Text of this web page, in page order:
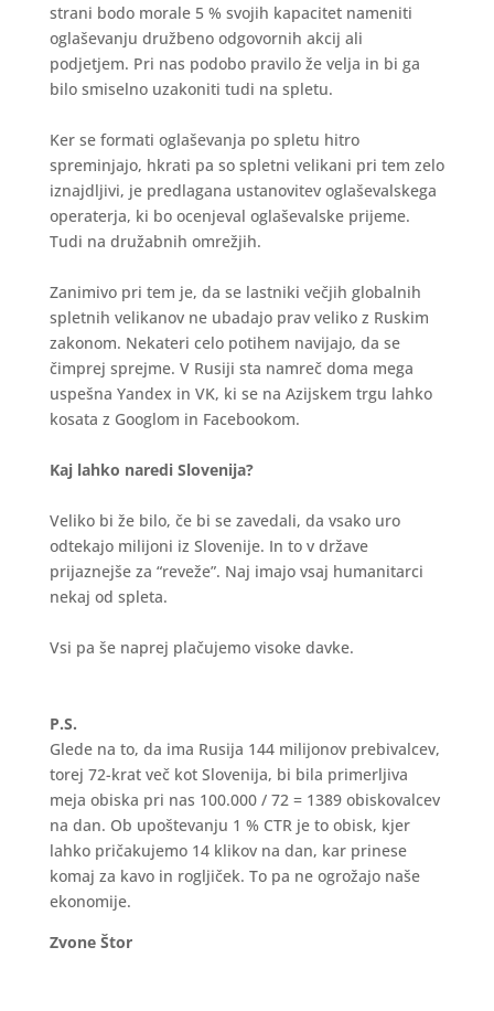
strani bodo morale 5 % svojih kapacitet nameniti
oglaševanju družbeno odgovornih akcij ali
podjetjem. Pri nas podobo pravilo že velja in bi ga
bilo smiselno uzakoniti tudi na spletu.
Ker se formati oglaševanja po spletu hitro
spreminjajo, hkrati pa so spletni velikani pri tem zelo
iznajdljivi, je predlagana ustanovitev oglaševalskega
operaterja, ki bo ocenjeval oglaševalske prijeme.
Tudi na družabnih omrežjih.
Zanimivo pri tem je, da se lastniki večjih globalnih
spletnih velikanov ne ubadajo prav veliko z Ruskim
zakonom. Nekateri celo potihem navijajo, da se
čimprej sprejme. V Rusiji sta namreč doma mega
uspešna Yandex in VK, ki se na Azijskem trgu lahko
kosata z Googlom in Facebookom.
Kaj lahko naredi Slovenija?
Veliko bi že bilo, če bi se zavedali, da vsako uro
odtekajo milijoni iz Slovenije. In to v države
prijaznejše za “reveže”. Naj imajo vsaj humanitarci
nekaj od spleta.
Vsi pa še naprej plačujemo visoke davke.
P.S.
Glede na to, da ima Rusija 144 milijonov prebivalcev,
torej 72-krat več kot Slovenija, bi bila primerljiva
meja obiska pri nas 100.000 / 72 = 1389 obiskovalcev
na dan. Ob upoštevanju 1 % CTR je to obisk, kjer
lahko pričakujemo 14 klikov na dan, kar prinese
komaj za kavo in rogljiček. To pa ne ogrožajo naše
ekonomije.
Zvone Štor